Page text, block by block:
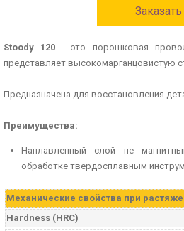
Заказать
Stoody 120 - это порошковая
представляет высокомарганцовистую
Предназначена для восстановления
Преимущества:
Наплавленный слой не
обработке твердосплавным
Механические свойства при
Hardness (HRC)